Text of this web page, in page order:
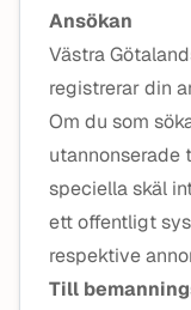
Ansökan
Västra
registrerar din
Om du som
utannonserade
speciella skäl
ett offentligt
respektive
Till